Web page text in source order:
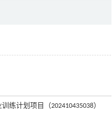
练计划项目（202410435038）